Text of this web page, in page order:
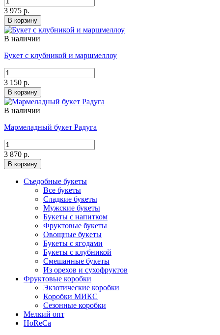
3 975 р.
В корзину
В наличии
Букет с клубникой и маршмеллоу
3 150 р.
В корзину
В наличии
Мармеладный букет Радуга
3 870 р.
В корзину
Съедобные букеты
Все букеты
Сладкие букеты
Мужские букеты
Букеты с напитком
Фруктовые букеты
Овощные букеты
Букеты с ягодами
Букеты с клубникой
Смешанные букеты
Из орехов и сухофруктов
Фруктовые коробки
Экзотические коробки
Коробки МИКС
Сезонные коробки
Мелкий опт
HoReCa